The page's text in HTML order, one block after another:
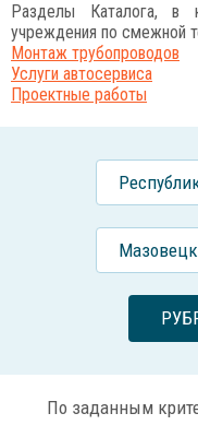
Разделы Каталога, в
учреждения по смежной
Монтаж трубопроводов
Услуги автосервиса
Проектные работы
По заданным